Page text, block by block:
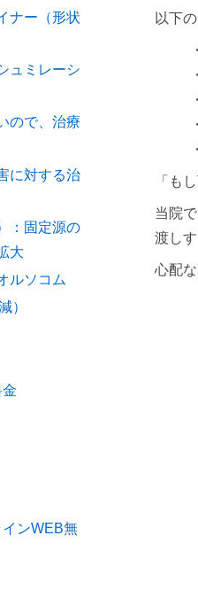
0
2
口
歯
以下
「も
当院
渡し
心配
ナー（形状
ュミレーシ
ので、治療
に対する治
：固定源の
大
ルソコム
）
ンWEB無